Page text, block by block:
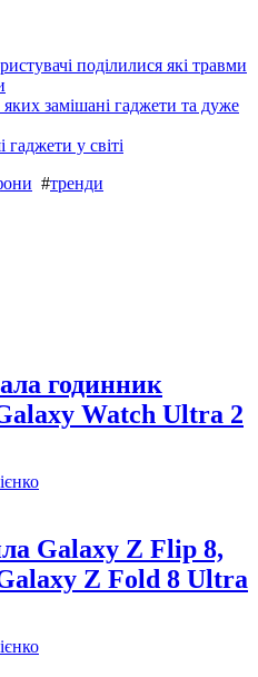
поділилися які травми
замішані гаджети та дуже
у світі
#тренди
годинник
Watch Ultra 2
Galaxy Z Flip 8,
Z Fold 8 Ultra